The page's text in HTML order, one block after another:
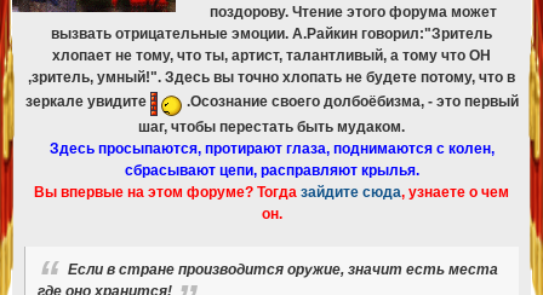
поздорову. Чтение этого форума может
вызвать отрицательные эмоции. А.Райкин говорил:"Зритель
хлопает не тому, что ты, артист, талантливый, а тому что ОН
,зритель, умный!". Здесь вы точно хлопать не будете потому, что в
зеркале увидите
.Осознание своего долбоёбизма, - это первый
шаг, чтобы перестать быть мудаком.
Здесь просыпаются, протирают глаза, поднимаются с колен,
сбрасывают цепи, расправляют крылья.
Вы впервые на этом форуме? Тогда зайдите сюда, узнаете о чем
он.
Если в стране производится оружие, значит есть места
где оно хранится!